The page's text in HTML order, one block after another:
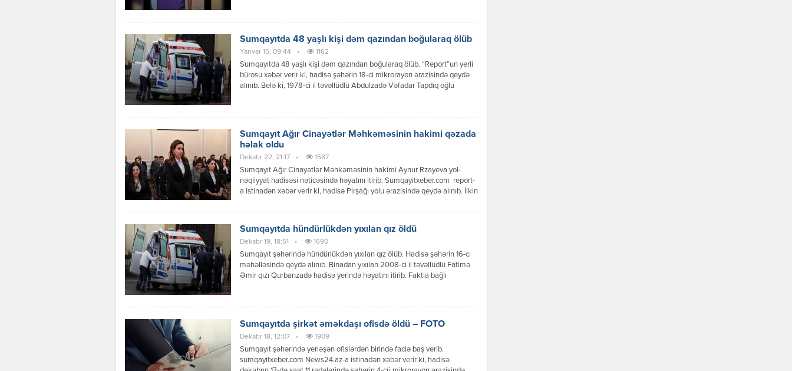
üzrə ll kurs tələbəsi idi. Faktla bağlı araşdırma […]
Sumqayıtda 48 yaşlı kişi dəm qazından boğularaq ölüb
Yanvar 15, 09:44 • 1162
Sumqayıtda 48 yaşlı kişi dəm qazından boğularaq ölüb. “Report”un yerli
bürosu xəbər verir ki, hadisə şəhərin 18-ci mikrorayon ərazisində qeydə
alınıb. Belə ki, 1978-ci il təvəllüdlü Abdulzadə Vəfadar Tapdıq oğlu
cəlb olunub. Faktla bağlı araşdırma aparılır.
Sumqayıt Ağır Cinayətlər Məhkəməsinin hakimi qəzada
həlak oldu
Dekabr 22, 21:17 • 1587
Sumqayıt Ağır Cinayətlər Məhkəməsinin hakimi Aynur Rzayeva yol-
nəqliyyat hadisəsi nəticəsində həyatını itirib. Sumqayitxeber.com report-
a istinadən xəbər verir ki, hadisə Pirşağı yolu ərazisində qeydə alınıb. İlkin
digər nəqliyyat vasitəsilə toqquşub. Nəticədə hakim hadisə yerində ölüb.
övladıdır. O bu vəzifəyə 2022-ci […]
Sumqayıtda hündürlükdən yıxılan qız öldü
Dekabr 19, 18:51 • 1690
Sumqayıt şəhərində hündürlükdən yıxılan qız ölüb. Hadisə şəhərin 16-cı
məhəlləsində qeydə alınıb. Binadan yıxılan 2008-ci il təvəllüdlü Fatimə
Əmir qızı Qurbanzadə hadisə yerində həyatını itirib. Faktla bağlı
Sumqayıtda şirkət əməkdaşı ofisdə öldü – FOTO
Dekabr 18, 12:07 • 1909
Sumqayıt şəhərində yerləşən ofislərdən birində faciə baş verib.
sumqayitxeber.com News24.az-a istinadən xəbər verir ki, hadisə